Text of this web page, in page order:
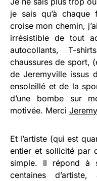
je sais qu’à chaque
croise mon chemin,
irrésistible de tout
autocollants, T-
chaussures de sport,
de Jeremyville issus
ensoleillé et de la
d’une bombe sur
motivée. Merci
Et l’artiste (qui est
entier et sollicité par
simple. Il répond à
centaines